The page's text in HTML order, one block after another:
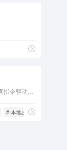
# 本地执行AI